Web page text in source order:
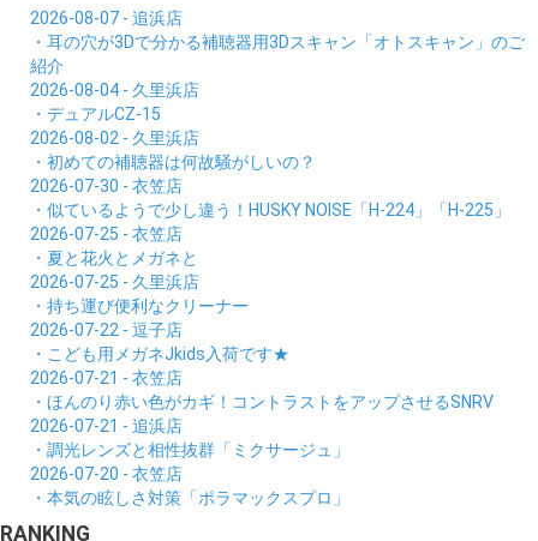
2026-08-07 - 追浜店
・耳の穴が3Dで分かる補聴器用3Dスキャン「オトスキャン」のご
紹介
2026-08-04 - 久里浜店
・デュアルCZ-15
2026-08-02 - 久里浜店
・初めての補聴器は何故騒がしいの？
2026-07-30 - 衣笠店
・似ているようで少し違う！HUSKY NOISE「H-224」「H-225」
2026-07-25 - 衣笠店
・夏と花火とメガネと
2026-07-25 - 久里浜店
・持ち運び便利なクリーナー
2026-07-22 - 逗子店
・こども用メガネJkids入荷です★
2026-07-21 - 衣笠店
・ほんのり赤い色がカギ！コントラストをアップさせるSNRV
2026-07-21 - 追浜店
・調光レンズと相性抜群「ミクサージュ」
2026-07-20 - 衣笠店
・本気の眩しさ対策「ポラマックスプロ」
RANKING